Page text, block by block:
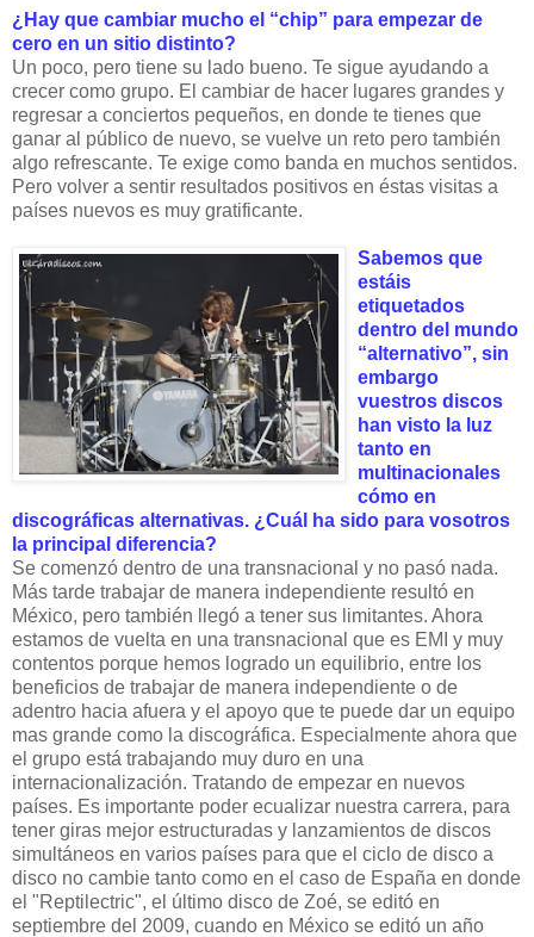
¿Hay que cambiar mucho el “chip” para empezar de
cero en un sitio distinto?
Un poco, pero tiene su lado bueno. Te sigue ayudando a
crecer como grupo. El cambiar de hacer lugares grandes y
regresar a conciertos pequeños, en donde te tienes que
ganar al público de nuevo, se vuelve un reto pero también
algo refrescante. Te exige como banda en muchos sentidos.
Pero volver a sentir resultados positivos en éstas visitas a
países nuevos es muy gratificante.
Sabemos que
estáis
etiquetados
dentro del mundo
“alternativo”, sin
embargo
vuestros discos
han visto la luz
tanto en
multinacionales
cómo en
discográficas alternativas. ¿Cuál ha sido para vosotros
la principal diferencia?
Se comenzó dentro de una transnacional y no pasó nada.
Más tarde trabajar de manera independiente resultó en
México, pero también llegó a tener sus limitantes. Ahora
estamos de vuelta en una transnacional que es EMI y muy
contentos porque hemos logrado un equilibrio, entre los
beneficios de trabajar de manera independiente o de
adentro hacia afuera y el apoyo que te puede dar un equipo
mas grande como la discográfica. Especialmente ahora que
el grupo está trabajando muy duro en una
internacionalización. Tratando de empezar en nuevos
países. Es importante poder ecualizar nuestra carrera, para
tener giras mejor estructuradas y lanzamientos de discos
simultáneos en varios países para que el ciclo de disco a
disco no cambie tanto como en el caso de España en donde
el "Reptilectric", el último disco de Zoé, se editó en
septiembre del 2009, cuando en México se editó un año